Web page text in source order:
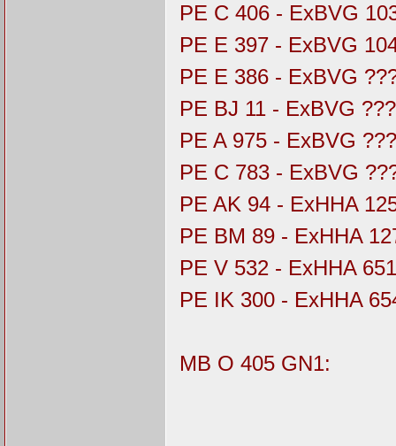
PE C 406 - ExBVG
PE E 397 - ExBVG
PE E 386 - ExBVG
PE BJ 11 - ExBVG
PE A 975 - ExBVG
PE C 783 - ExBVG
PE AK 94 - ExHHA
PE BM 89 - ExHHA
PE V 532 - ExHHA
PE IK 300 - ExHHA
MB O 405 GN1: